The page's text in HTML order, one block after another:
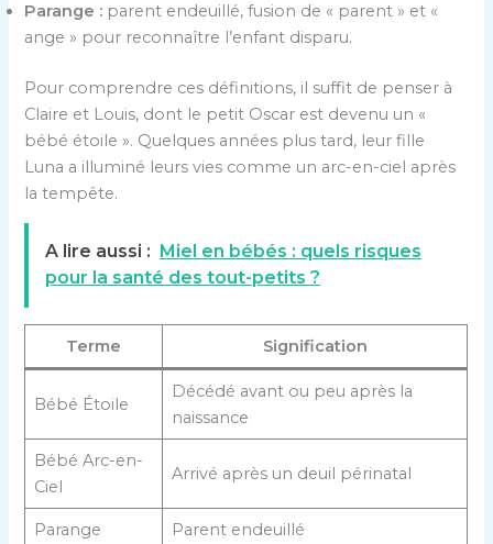
Parange : parent endeuillé, fusion de « parent » et «
ange » pour reconnaître l’enfant disparu.
Pour comprendre ces définitions, il suffit de penser à
Claire et Louis, dont le petit Oscar est devenu un «
bébé étoile ». Quelques années plus tard, leur fille
Luna a illuminé leurs vies comme un arc-en-ciel après
la tempête.
A lire aussi :
Miel en bébés : quels risques
pour la santé des tout-petits ?
Terme Signification
Bébé Étoile
Décédé avant ou peu après la
naissance
Bébé Arc-en-
Ciel
Arrivé après un deuil périnatal
Parange Parent endeuillé